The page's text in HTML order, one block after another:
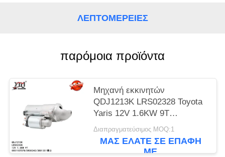
ΛΕΠΤΟΜΈΡΕΙΕΣ
παρόμοια προϊόντα
Μηχανή εκκινητών
QDJ1213K LRS02328 Toyota
Yaris 12V 1.6KW 9T
0001107078 DRS0343
3801351
Διαπραγματεύσιμος MOQ:1
ΜΑΣ ΕΛΆΤΕ ΣΕ ΕΠΑΦΉ
ΜΕ